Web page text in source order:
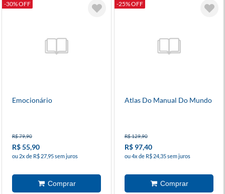
-30% OFF
Emocionário
R$ 79,90
R$ 55,90
ou 2x de R$ 27,95 sem juros
-25% OFF
Atlas Do Manual Do Mundo
R$ 129,90
R$ 97,40
ou 4x de R$ 24,35 sem juros